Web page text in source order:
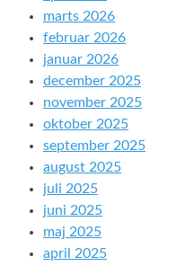
marts 2026
februar 2026
januar 2026
december 2025
november 2025
oktober 2025
september 2025
august 2025
juli 2025
juni 2025
maj 2025
april 2025